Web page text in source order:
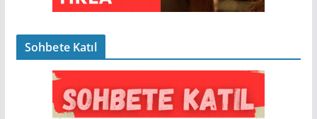
Sohbete Katıl